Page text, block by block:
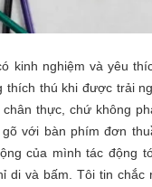
kinh nghiệm và yêu
thích thú khi được trải
thực, chứ không
với bàn phím đơn
của mình tác động
di và bấm. Tôi tin chắc